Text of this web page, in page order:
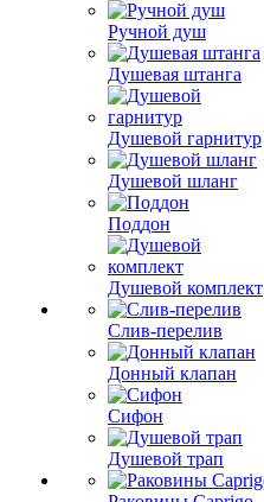
Ручной душ
Душевая штанга
Душевой гарнитур
Душевой шланг
Поддон
Душевой комплект
Слив-перелив
Донный клапан
Сифон
Душевой трап